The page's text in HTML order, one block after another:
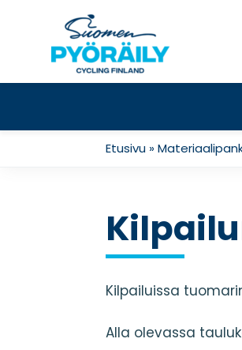
Etusivu »
Kilpailuissa
Alla olevassa